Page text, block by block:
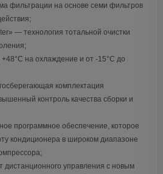
фильтрации на основе семи фильтров
— технология тотальной очистки
на охлаждение и от -15°С до
комплектация
контроль качества сборки и
программное обеспечение, которое
кондиционера в широком диапазоне
дистанционного управления с новым